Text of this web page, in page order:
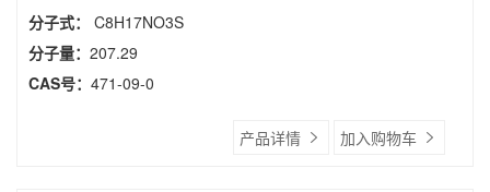
分子式： C8H17NO3S
分子量： 207.29
CAS号： 471-09-0
产品详情 加入购物车